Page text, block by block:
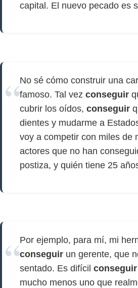
capital. El nuevo pecado es
No sé cómo construir una
famoso. Tal vez conseguir
cubrir los oídos, conseguir
dientes y mudarme a
voy a competir con miles de
actores que no han
postiza, y quién tiene 25
Por ejemplo, para mí, mi
conseguir un gerente, que
sentado. Es difícil conseguir
mucho menos uno que